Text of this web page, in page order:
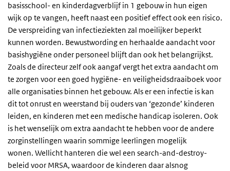
basisschool- en kinderdagverblijf in 1 gebouw in hun eigen
wijk op te vangen, heeft naast een positief effect ook een risico.
De verspreiding van infectieziekten zal moeilijker beperkt
kunnen worden. Bewustwording en herhaalde aandacht voor
basishygiëne onder personeel blijft dan ook het belangrijkst.
Zoals de directeur zelf ook aangaf vergt het extra aandacht om
te zorgen voor een goed hygiëne- en veiligheidsdraaiboek voor
alle organisaties binnen het gebouw. Als er een infectie is kan
dit tot onrust en weerstand bij ouders van ‘gezonde’ kinderen
leiden, en kinderen met een medische handicap isoleren. Ook
is het wenselijk om extra aandacht te hebben voor de andere
zorginstellingen waarin sommige leerlingen mogelijk
wonen. Wellicht hanteren die wel een search-and-destroy-
beleid voor MRSA, waardoor de kinderen daar alsnog